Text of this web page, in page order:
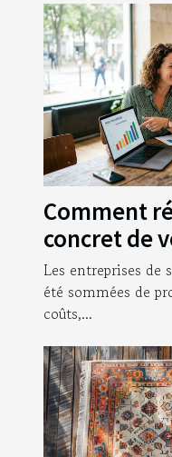
Comment
concret de
clients
Les entreprises de
été sommées de
coûts,...